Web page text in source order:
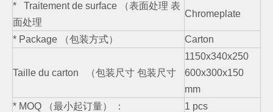
* Traitement de surface （表面处理 表
面处理
Chromeplate
* Package （包装方式） Carton
Taille du carton （包装尺寸 包装尺寸
1150x340x250
600x300x150
mm
* MOQ （最小起订量） ：
1 pcs